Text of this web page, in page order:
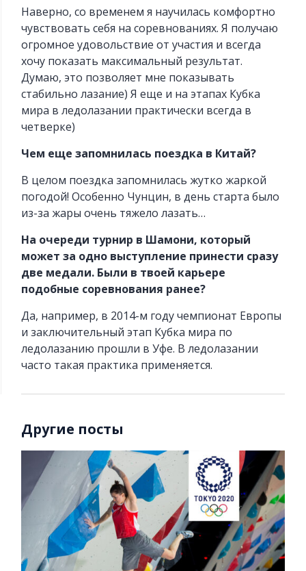
Наверно, со временем я научилась комфортно
чувствовать себя на соревнованиях. Я получаю
огромное удовольствие от участия и всегда
хочу показать максимальный результат.
Думаю, это позволяет мне показывать
стабильно лазание) Я еще и на этапах Кубка
мира в ледолазании практически всегда в
четверке)
Чем еще запомнилась поездка в Китай?
В целом поездка запомнилась жутко жаркой
погодой! Особенно Чунцин, в день старта было
из-за жары очень тяжело лазать…
На очереди турнир в Шамони, который
может за одно выступление принести сразу
две медали. Были в твоей карьере
подобные соревнования ранее?
Да, например, в 2014-м году чемпионат Европы
и заключительный этап Кубка мира по
ледолазанию прошли в Уфе. В ледолазании
часто такая практика применяется.
Другие посты